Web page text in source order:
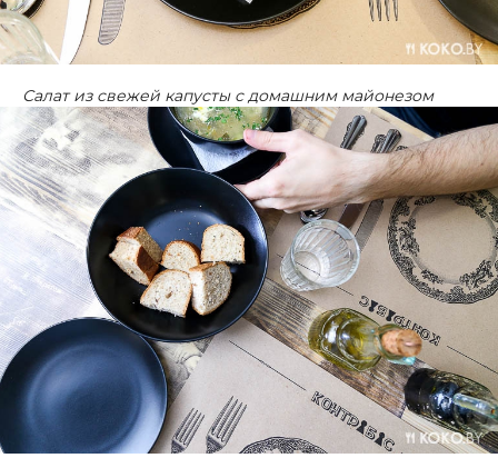
Салат из свежей капусты с домашним майонезом